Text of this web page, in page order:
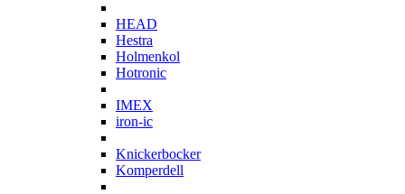
HEAD
Hestra
Holmenkol
Hotronic
IMEX
iron-ic
Knickerbocker
Komperdell